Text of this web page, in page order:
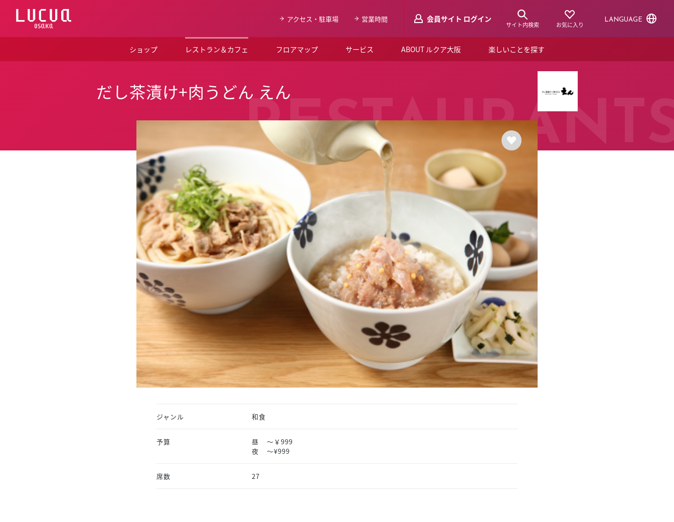
ス
アクセス・駐車場 営業時間 会員サイト ログイン
サイト内検索 お気に入り
LANGUAGE
ショップ レストラン＆カフェ フロアマップ サービス ABOUT ルクア大阪
ルクア大阪について
よくあるご質問
お知らせ
SNSアカウント一覧
LUCUAブライダルクラブ
ルクア大阪イベントホール
スタッフ募集（長期で働きたい方）
スタッフ募集（スポットで働きたい
方）
楽しいことを探す
デジタルブック
だし茶漬け+肉うどん えん
ジャンル 和食
予算 昼
～￥999
夜
〜¥999
席数 27